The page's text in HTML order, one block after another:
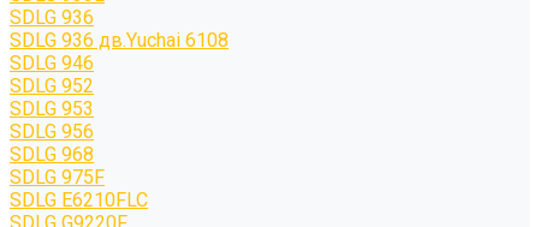
SDLG 936
SDLG 936 дв.Yuchai 6108
SDLG 946
SDLG 952
SDLG 953
SDLG 956
SDLG 968
SDLG 975F
SDLG E6210FLC